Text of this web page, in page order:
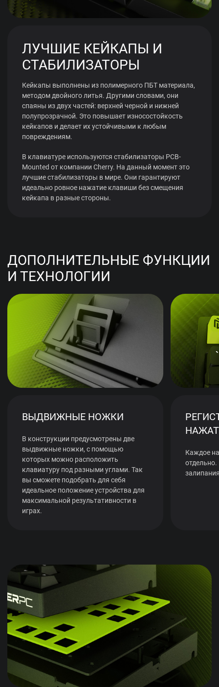
ЛУЧШИЕ КЕЙКАПЫ И
СТАБИЛИЗАТОРЫ
Кейкапы выполнены из полимерного ПБТ материала,
методом двойного литья. Другими словами, они
спаяны из двух частей: верхней черной и нижней
полупрозрачной. Это повышает износостойкость
кейкапов и делает их устойчивыми к любым
повреждениям.
В клавиатуре используются стабилизаторы PCB-
Mounted от компании Cherry. На данный момент это
лучшие стабилизаторы в мире. Они гарантируют
идеально ровное нажатие клавиши без смещения
кейкапа в разные стороны.
ДОПОЛНИТЕЛЬНЫЕ ФУНКЦИИ
И ТЕХНОЛОГИИ
ВЫДВИЖНЫЕ НОЖКИ
В конструкции предусмотрены две
выдвижные ножки, с помощью
которых можно расположить
клавиатуру под разными углами. Так
вы сможете подобрать для себя
идеальное положение устройства для
максимальной результативности в
играх.
Каждое